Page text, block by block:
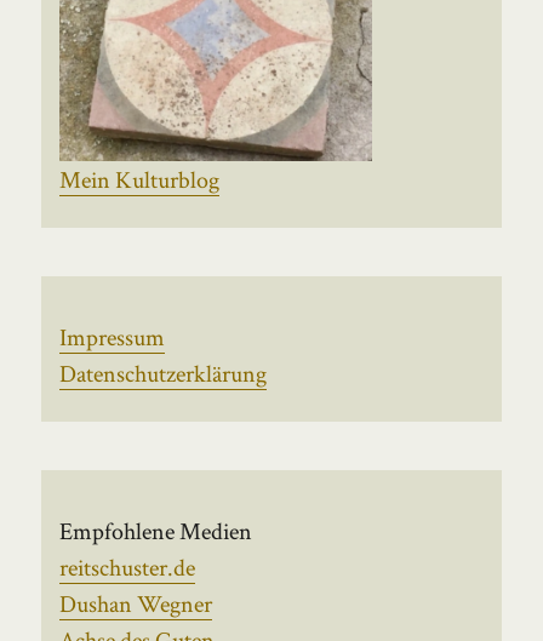
Mein Kulturblog
Impressum
Datenschutzerklärung
Empfohlene Medien
reitschuster.de
Dushan Wegner